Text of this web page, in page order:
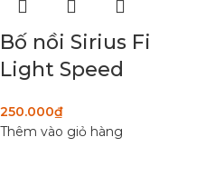
Bố nồi Sirius Fi
Light Speed
250.000₫
Thêm vào giỏ hàng